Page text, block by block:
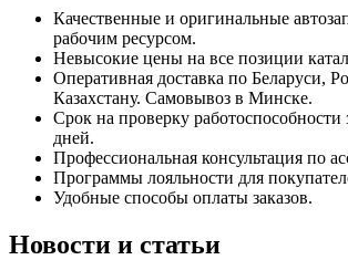
Качественные и оригинальные
рабочим ресурсом.
Невысокие цены на все позиции
Оперативная доставка по Беларуси,
Казахстану. Самовывоз в Минске.
Срок на проверку работоспособности
дней.
Профессиональная консультация по
Программы лояльности для
Удобные способы оплаты заказов.
Новости и статьи